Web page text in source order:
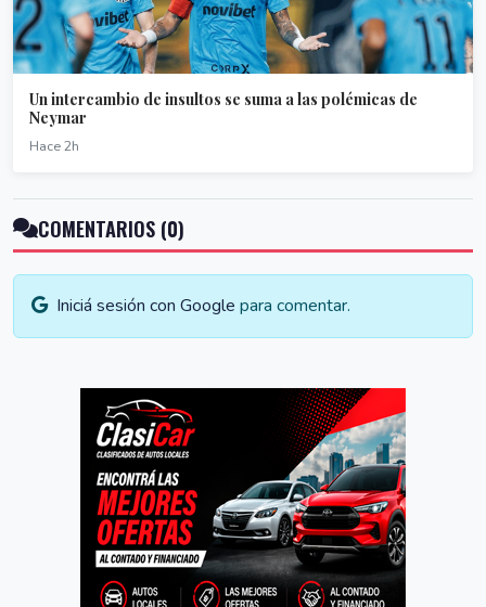
Un intercambio de insultos se suma a las polémicas de
Neymar
Hace 2h
COMENTARIOS (0)
Iniciá sesión con Google para comentar.